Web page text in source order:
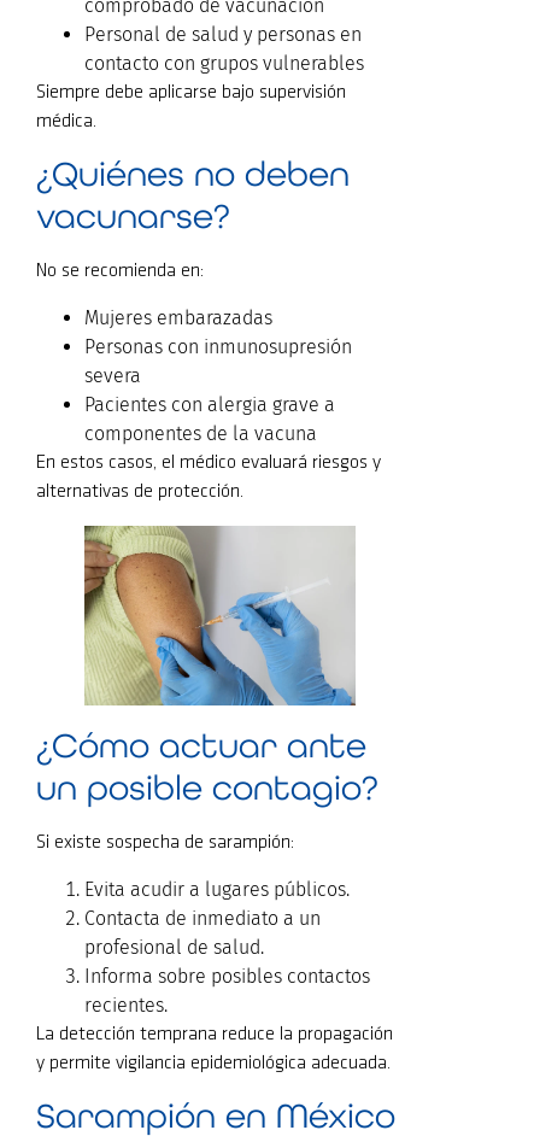
comprobado de vacunación
Personal de salud y personas en
contacto con grupos vulnerables
Siempre debe aplicarse bajo supervisión
médica.
¿Quiénes no deben
vacunarse?
No se recomienda en:
Mujeres embarazadas
Personas con inmunosupresión
severa
Pacientes con alergia grave a
componentes de la vacuna
En estos casos, el médico evaluará riesgos y
alternativas de protección.
¿Cómo actuar ante
un posible contagio?
Si existe sospecha de sarampión:
Evita acudir a lugares públicos.
Contacta de inmediato a un
profesional de salud.
Informa sobre posibles contactos
recientes.
La detección temprana reduce la propagación
y permite vigilancia epidemiológica adecuada.
Sarampión en México